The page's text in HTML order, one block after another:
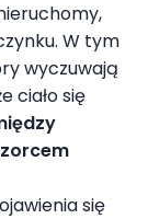
W tym
wyczuwają
ciało się
się